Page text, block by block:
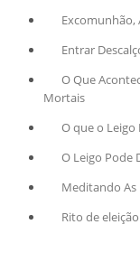
Excomunhão,
Entrar
O Que
Mortais
O que o Leigo
O Leigo Pode
Meditando As
Rito de